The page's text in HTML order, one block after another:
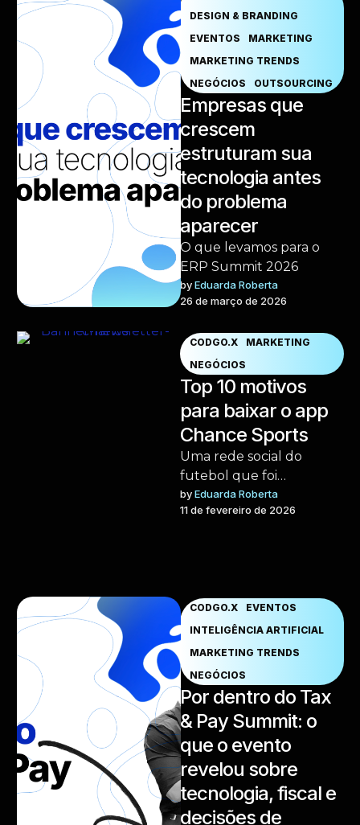
DESIGN & BRANDING
EVENTOS
MARKETING
MARKETING TRENDS
NEGÓCIOS
OUTSOURCING
Empresas que
crescem
estruturam sua
tecnologia antes
do problema
aparecer
O que levamos para o
ERP Summit 2026
by Eduarda Roberta
26 de março de 2026
CODGO.X
MARKETING
NEGÓCIOS
Top 10 motivos
para baixar o app
Chance Sports
Uma rede social do
futebol que foi
desenvolvida pela
CodgoX.
by Eduarda Roberta
11 de fevereiro de 2026
CODGO.X
EVENTOS
INTELIGÊNCIA ARTIFICIAL
MARKETING TRENDS
NEGÓCIOS
Por dentro do Tax
& Pay Summit: o
que o evento
revelou sobre
tecnologia, fiscal e
decisões de